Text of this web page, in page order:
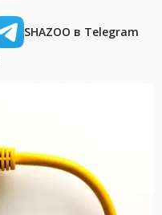
SHAZOO в Telegram